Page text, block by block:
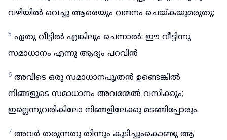
വഴിയിൽ വെച്ചു ആരെയും വന്ദനം ചെയ്കയുമരുതു;
5 ഏതു വീട്ടിൽ എങ്കിലും ചെന്നാൽ: ഈ വീട്ടിന്നു
സമാധാനം എന്നു ആദ്യം പറവിൻ
6 അവിടെ ഒരു സമാധാനപുത്രൻ ഉണ്ടെങ്കിൽ
നിങ്ങളുടെ സമാധാനം അവന്മേൽ വസിക്കും;
ഇല്ലെന്നുവരികിലോ നിങ്ങളിലേക്കു മടങ്ങിപ്പോരും.
7 അവർ തരുന്നതു തിന്നും കുടിച്ചുംകൊണ്ടു ആ